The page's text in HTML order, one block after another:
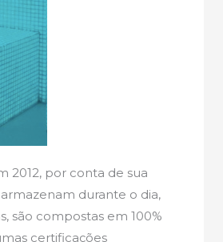
2012, por conta de sua
durante o dia,
são compostas em 100%
certificações